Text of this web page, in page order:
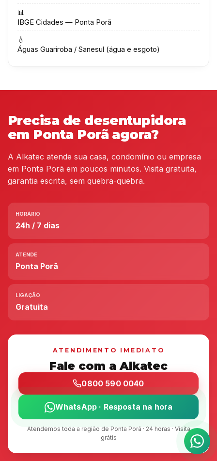
📊
IBGE Cidades — Ponta Porã
💧
Águas Guariroba / Sanesul (água e esgoto)
Precisa de desentupidora
em Ponta Porã agora?
A Alkatec atende sua casa, condomínio ou empresa
em Ponta Porã em poucos minutos. Visita gratuita,
garantia escrita, sem quebra-quebra.
HORÁRIO
24h / 7 dias
ATENDE
Ponta Porã
LIGAÇÃO
Gratuita
ATENDIMENTO IMEDIATO
Fale com a Alkatec
0800 590 0040
WhatsApp · Resposta na hora
Atendemos toda a região de Ponta Porã · 24 horas · Visita
grátis